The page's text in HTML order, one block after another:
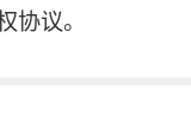
议。